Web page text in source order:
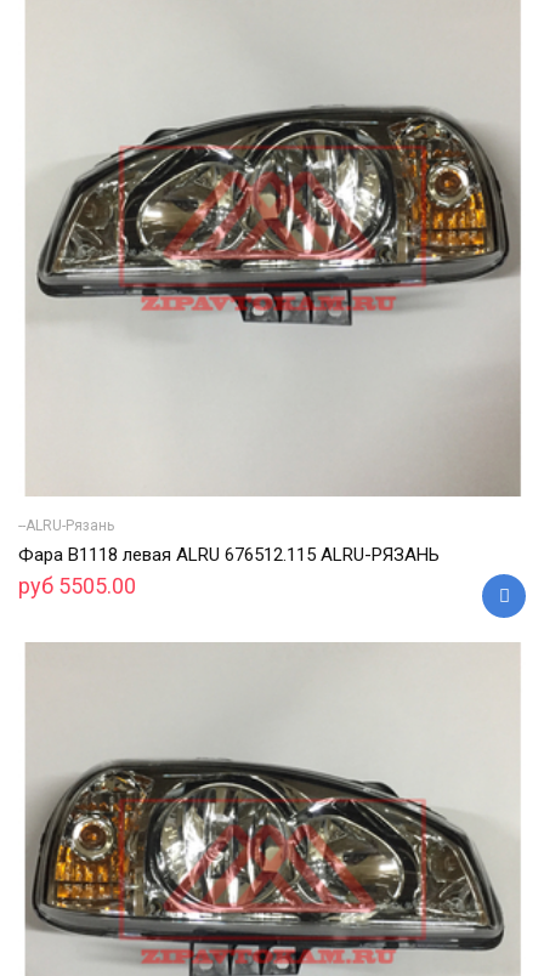
--ALRU-Рязань
Фара В1118 левая ALRU 676512.115 ALRU-РЯЗАНЬ
руб 5505.00